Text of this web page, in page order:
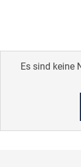
Es sind keine